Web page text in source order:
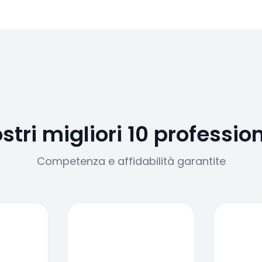
migliori 10
Competenza e affidabilità garantite